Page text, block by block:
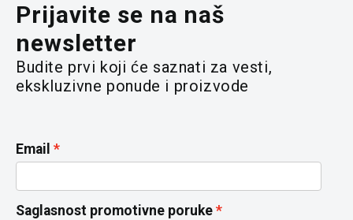
Prijavite se na naš
newsletter
Budite prvi koji će saznati za vesti,
ekskluzivne ponude i proizvode
Email
Saglasnost promotivne poruke